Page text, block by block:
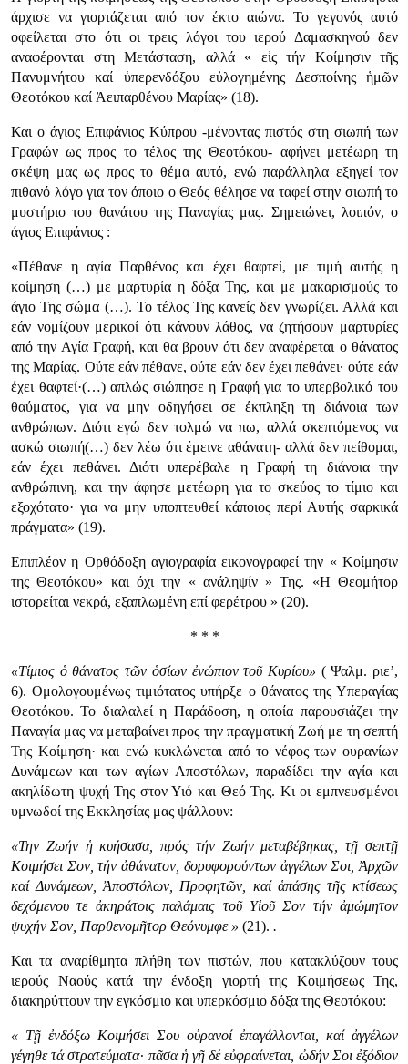
άρχισε να γιορτάζεται από τον έκτο αιώνα. Το γεγονός αυτό
οφείλεται στο ότι οι τρεις λόγοι του ιερού Δαμασκηνού δεν
αναφέρονται στη Μετάσταση, αλλά « εἰς τήν Κοίμησιν τῆς
Πανυμνήτου καί ὑπερενδόξου εὐλογημένης Δεσποίνης ἡμῶν
Θεοτόκου καί Ἀειπαρθένου Μαρίας» (18).
Και ο άγιος Επιφάνιος Κύπρου -μένοντας πιστός στη σιωπή των
Γραφών ως προς το τέλος της Θεοτόκου- αφήνει μετέωρη τη
σκέψη μας ως προς το θέμα αυτό, ενώ παράλληλα εξηγεί τον
πιθανό λόγο για τον όποιο ο Θεός θέλησε να ταφεί στην σιωπή το
μυστήριο του θανάτου της Παναγίας μας. Σημειώνει, λοιπόν, ο
άγιος Επιφάνιος :
«Πέθανε η αγία Παρθένος και έχει θαφτεί, με τιμή αυτής η
κοίμηση (…) με μαρτυρία η δόξα Της, και με μακαρισμούς το
άγιο Της σώμα (…). Το τέλος Της κανείς δεν γνωρίζει. Αλλά και
εάν νομίζουν μερικοί ότι κάνουν λάθος, να ζητήσουν μαρτυρίες
από την Αγία Γραφή, και θα βρουν ότι δεν αναφέρεται ο θάνατος
της Μαρίας. Ούτε εάν πέθανε, ούτε εάν δεν έχει πεθάνει· ούτε εάν
έχει θαφτεί·(…) απλώς σιώπησε η Γραφή για το υπερβολικό του
θαύματος, για να μην οδηγήσει σε έκπληξη τη διάνοια των
ανθρώπων. Διότι εγώ δεν τολμώ να πω, αλλά σκεπτόμενος να
ασκώ σιωπή(…) δεν λέω ότι έμεινε αθάνατη- αλλά δεν πείθομαι,
εάν έχει πεθάνει. Διότι υπερέβαλε η Γραφή τη διάνοια την
ανθρώπινη, και την άφησε μετέωρη για το σκεύος το τίμιο και
εξοχότατο· για να μην υποπτευθεί κάποιος περί Αυτής σαρκικά
πράγματα» (19).
Επιπλέον η Ορθόδοξη αγιογραφία εικονογραφεί την « Κοίμησιν
της Θεοτόκου» και όχι την « ανάληψίν » Της. «Η Θεομήτορ
ιστορείται νεκρά, εξαπλωμένη επί φερέτρου » (20).
* * *
«Τίμιος ὁ θάνατος τῶν ὁσίων ἐνώπιον τοῦ Κυρίου» ( Ψαλμ. ριε’,
6). Ομολογουμένως τιμιότατος υπήρξε ο θάνατος της Υπεραγίας
Θεοτόκου. Το διαλαλεί η Παράδοση, η οποία παρουσιάζει την
Παναγία μας να μεταβαίνει προς την πραγματική Ζωή με τη σεπτή
Της Κοίμηση· και ενώ κυκλώνεται από το νέφος των ουρανίων
Δυνάμεων και των αγίων Αποστόλων, παραδίδει την αγία και
ακηλίδωτη ψυχή Της στον Υιό και Θεό Της. Κι οι εμπνευσμένοι
υμνωδοί της Εκκλησίας μας ψάλλουν:
«Την Ζωήν ἡ κυήσασα, πρός τήν Ζωήν μεταβέβηκας, τῇ σεπτῇ
Κοιμήσει Σον, τήν ἀθάνατον, δορυφορούντων ἀγγέλων Σοι, Ἀρχῶν
καί Δυνάμεων, Ἀποστόλων, Προφητῶν, καί ἁπάσης τῆς κτίσεως
δεχόμενου τε ἀκηράτοις παλάμαις τοῦ Υἱοῦ Σον τήν ἀμώμητον
ψυχήν Σον, Παρθενομῆτορ Θεόνυμφε » (21). .
Και τα αναρίθμητα πλήθη των πιστών, που κατακλύζουν τους
ιερούς Ναούς κατά την ένδοξη γιορτή της Κοιμήσεως Της,
διακηρύττουν την εγκόσμιο και υπερκόσμιο δόξα της Θεοτόκου:
« Τῇ ἐνδόξω Κοιμήσει Σου οὐρανοί ἐπαγάλλονται, καί ἀγγέλων
γέγηθε τά στρατεύματα· πᾶσα ἡ γῆ δέ εὐφραίνεται, ὠδήν Σοι ἐξόδιον